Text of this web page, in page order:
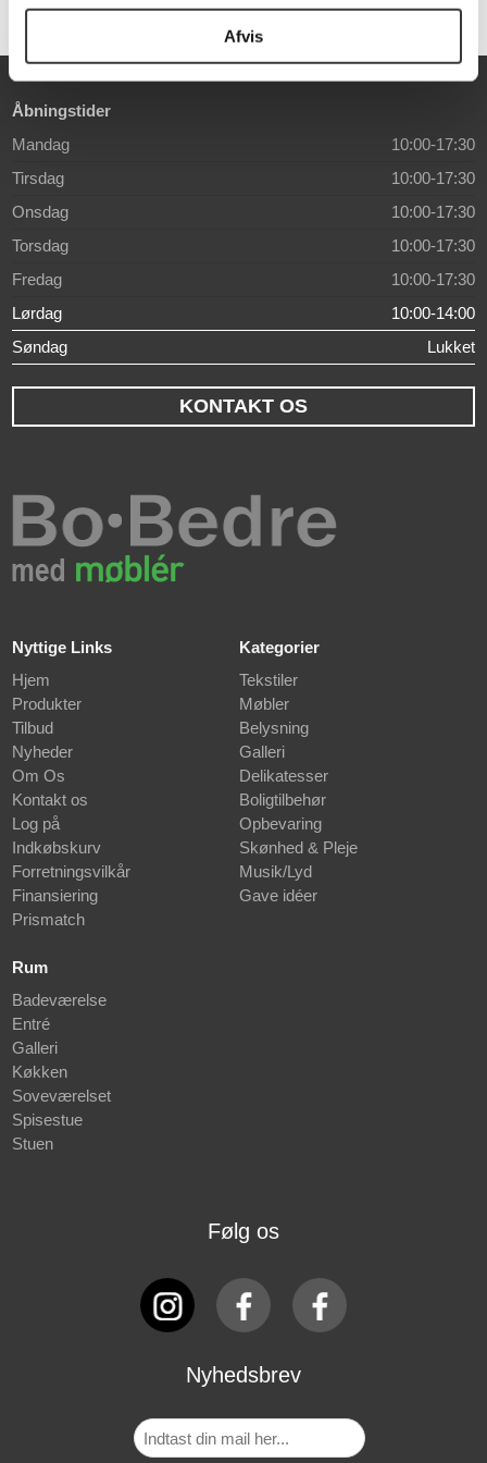
Afvis
Åbningstider
Mandag
10:00-17:30
Tirsdag
10:00-17:30
Onsdag
10:00-17:30
Torsdag
10:00-17:30
Fredag
10:00-17:30
Lørdag
10:00-14:00
Søndag
Lukket
KONTAKT OS
Nyttige Links
Hjem
Produkter
Tilbud
Nyheder
Om Os
Kontakt os
Log på
Indkøbskurv
Forretningsvilkår
Finansiering
Prismatch
Kategorier
Tekstiler
Møbler
Belysning
Galleri
Delikatesser
Boligtilbehør
Opbevaring
Skønhed & Pleje
Musik/Lyd
Gave idéer
Rum
Badeværelse
Entré
Galleri
Køkken
Soveværelset
Spisestue
Stuen
Følg os
Nyhedsbrev